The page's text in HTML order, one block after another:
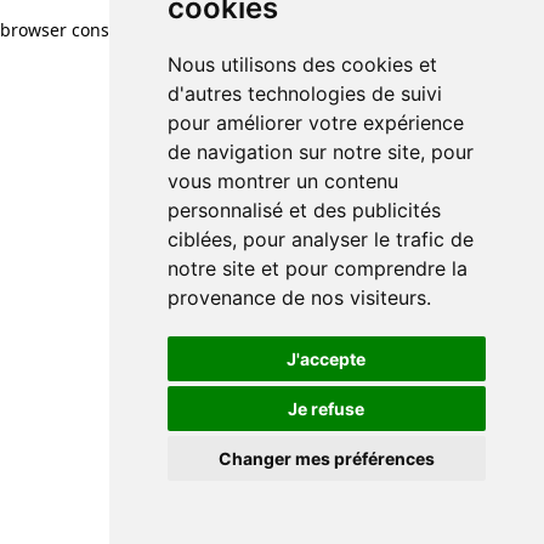
cookies
Nous utilisons des cookies et
d'autres technologies de suivi
pour améliorer votre expérience
de navigation sur notre site, pour
vous montrer un contenu
personnalisé et des publicités
ciblées, pour analyser le trafic de
notre site et pour comprendre la
provenance de nos visiteurs.
J'accepte
Je refuse
Changer mes préférences
cookies
Nous utilisons des cookies et
d'autres technologies de suivi
pour améliorer votre expérience
de navigation sur notre site, pour
vous montrer un contenu
personnalisé et des publicités
ciblées, pour analyser le trafic de
notre site et pour comprendre la
provenance de nos visiteurs.
J'accepte
Je refuse
Changer mes préférences
browser console for more information)